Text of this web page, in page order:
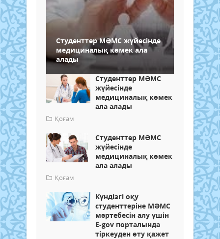
Студенттер МӘМС жүйесінде
медициналық көмек ала
алады
Студенттер МӘМС
жүйесінде
медициналық көмек
ала алады
Қоғам
Студенттер МӘМС
жүйесінде
медициналық көмек
ала алады
Қоғам
Күндізгі оқу
студенттеріне МӘМС
мәртебесін алу үшін
E-gov порталында
тіркеуден өту қажет